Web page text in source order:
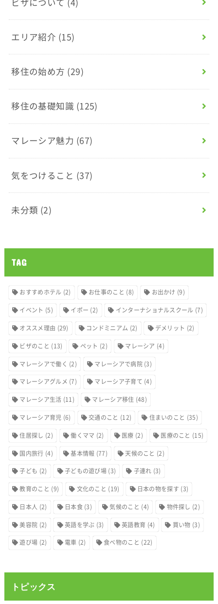
エリア紹介 (15)
移住の始め方 (29)
移住の基礎知識 (125)
マレーシア魅力 (67)
気をつけること (37)
未分類 (2)
TAG
おすすめホテル (2) お仕事のこと (8) お出かけ (9)
イベント (5) イポー (2) インターナショナルスクール (7)
オススメ理由 (29) コンドミニアム (2) デメリット (2)
ビザのこと (13) ペット (2) マレーシア (4)
マレーシアで働く (2) マレーシアで病院(3)
マレーシアグルメ (7) マレーシア子育て (4)
マレーシア生活 (11) マレーシア移住 (48)
マレーシア育児 (6) 交通のこと (12) 住まいのこと (35)
住居探し (2) 働くママ (2) 医療 (2) 医療のこと (15)
国内旅行 (4) 基本情報 (77) 天候のこと (2)
子ども (2) 子どもの遊び場 (3) 子連れ (3)
教育のこと (9) 文化のこと (19) 日本の物を探す (3)
日本人 (2) 日本食(3) 気候のこと (4) 物件探し (2)
美容院 (2) 英語を学ぶ (3) 英語教育 (4) 買い物 (3)
遊び場 (2) 電車 (2) 食べ物のこと (22)
トピックス